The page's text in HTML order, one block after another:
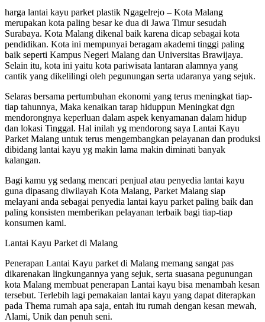
harga lantai kayu parket plastik Ngagelrejo – Kota Malang
merupakan kota paling besar ke dua di Jawa Timur sesudah
Surabaya. Kota Malang dikenal baik karena dicap sebagai kota
pendidikan. Kota ini mempunyai beragam akademi tinggi paling
baik seperti Kampus Negeri Malang dan Universitas Brawijaya.
Selain itu, kota ini yaitu kota pariwisata lantaran alamnya yang
cantik yang dikelilingi oleh pegunungan serta udaranya yang sejuk.
Selaras bersama pertumbuhan ekonomi yang terus meningkat tiap-
tiap tahunnya, Maka kenaikan tarap hiduppun Meningkat dgn
mendorongnya keperluan dalam aspek kenyamanan dalam hidup
dan lokasi Tinggal. Hal inilah yg mendorong saya Lantai Kayu
Parket Malang untuk terus mengembangkan pelayanan dan produksi
dibidang lantai kayu yg makin lama makin diminati banyak
kalangan.
Bagi kamu yg sedang mencari penjual atau penyedia lantai kayu
guna dipasang diwilayah Kota Malang, Parket Malang siap
melayani anda sebagai penyedia lantai kayu parket paling baik dan
paling konsisten memberikan pelayanan terbaik bagi tiap-tiap
konsumen kami.
Lantai Kayu Parket di Malang
Penerapan Lantai Kayu parket di Malang memang sangat pas
dikarenakan lingkungannya yang sejuk, serta suasana pegunungan
kota Malang membuat penerapan Lantai kayu bisa menambah kesan
tersebut. Terlebih lagi pemakaian lantai kayu yang dapat diterapkan
pada Thema rumah apa saja, entah itu rumah dengan kesan mewah,
Alami, Unik dan penuh seni.